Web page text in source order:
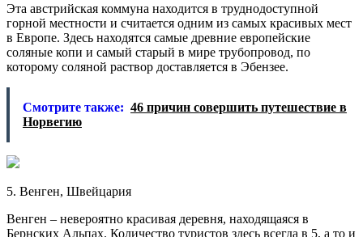
Эта австрийская коммуна находится в труднодоступной
горной местности и считается одним из самых красивых мест
в Европе. Здесь находятся самые древние европейские
соляные копи и самый старый в мире трубопровод, по
которому соляной раствор доставляется в Эбензее.
Смотрите также: 46 причин совершить путешествие в
Норвегию
5. Венген, Швейцария
Венген – невероятно красивая деревня, находящаяся в
Бернских Альпах. Количество туристов здесь всегда в 5, а то и